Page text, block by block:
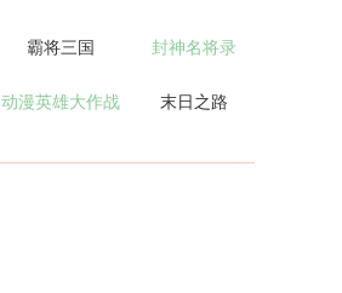
霸将三国 封神名将录
动漫英雄大作战 末日之路